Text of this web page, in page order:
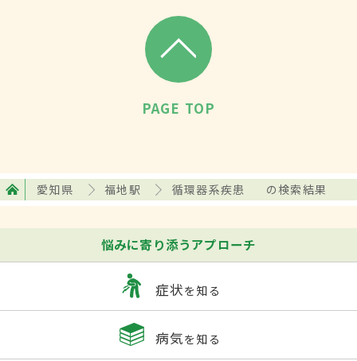
PAGE TOP
愛知県 福地駅 循環器系疾患 の検索結果
悩みに寄り添うアプローチ
症状を知る
病気を知る